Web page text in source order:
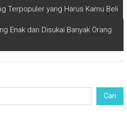
Terpopuler yang Harus Kamu Beli
Enak dan Disukai Banyak Orang
Cari